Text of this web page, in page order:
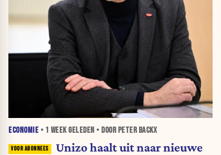
ECONOMIE • 1 WEEKGELEDEN • DOOR PETER BACKX
Unizo haalt uit naar nieuwe